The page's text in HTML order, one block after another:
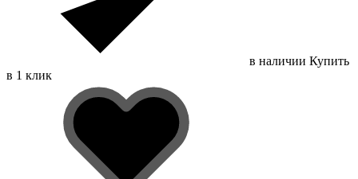
в наличии Купить
в 1 клик